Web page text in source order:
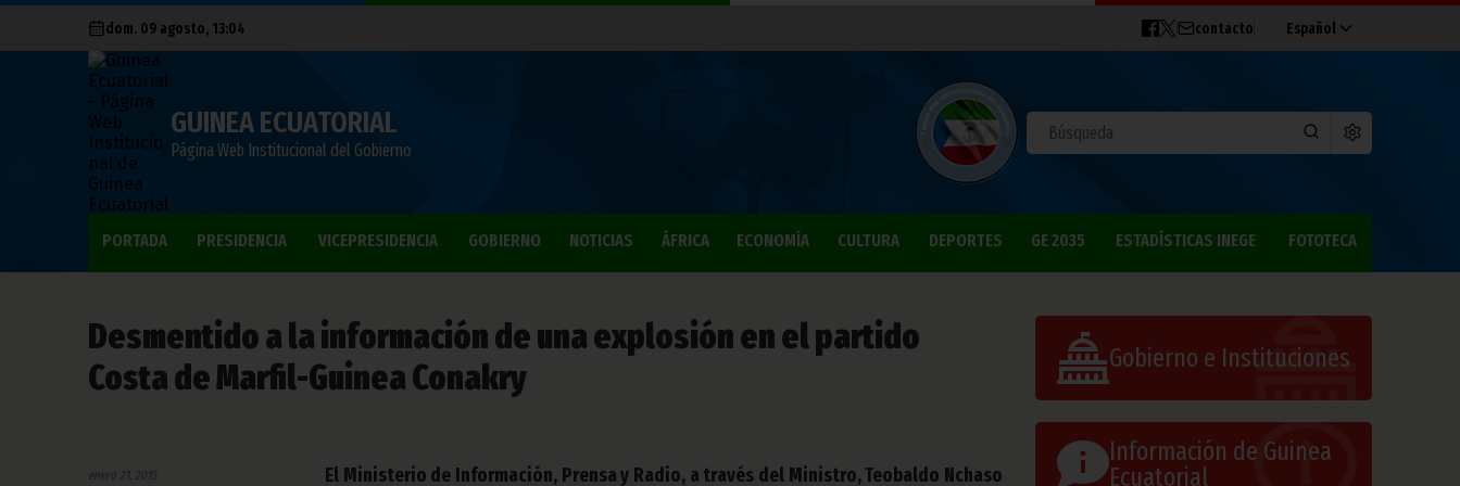
dom. 09 agosto, 13:04 contacto Español
GUINEA ECUATORIAL
Página Web Institucional del Gobierno
PORTADA PRESIDENCIA VICEPRESIDENCIA GOBIERNO NOTICIAS ÁFRICA ECONOMÍA CULTURA DEPORTES GE 2035 ESTADÍSTICAS INEGE FOTOTECA
Desmentido a la información de una explosión en el partido
Costa de Marfil-Guinea Conakry
enero 21, 2015
El Ministerio de Información, Prensa y Radio, a través del Ministro, Teobaldo Nchaso
Gobierno e Instituciones
Información de Guinea
Ecuatorial